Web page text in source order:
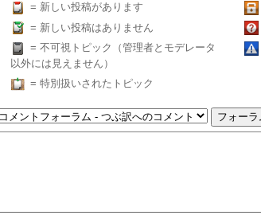
= 新しい投稿があります
= 新しい投稿はありません
= 不可視トピック（管理者とモデレータ
以外には見えません）
= 特別扱いされたトピック